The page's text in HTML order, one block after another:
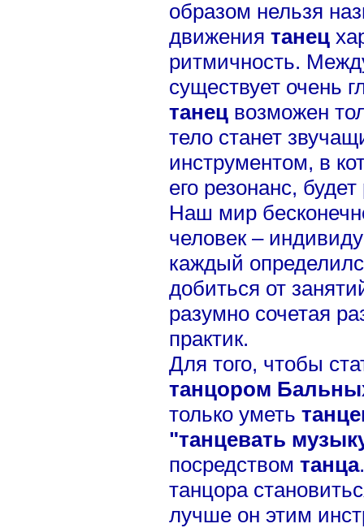
образом нельзя
движения танец
ритмичность.
существует очень
танец возможен
тело станет
инструментом, в
его резонанс,
Наш мир
человек –
каждый
добиться от
разумно сочетая
практик.
Для того, чтобы
танцором
только уметь
"танцевать
посредством танца
танцора
лучше он этим